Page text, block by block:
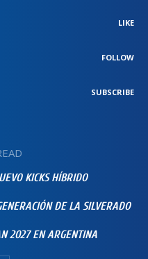
LIKE
FOLLOW
SUBSCRIBE
KICKS HÍBRIDO
DE LA SILVERADO
2027 EN ARGENTINA